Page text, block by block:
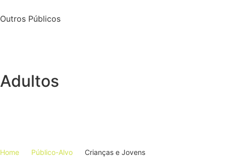
Outros Públicos
Adultos
Home Público-Alvo Crianças e Jovens